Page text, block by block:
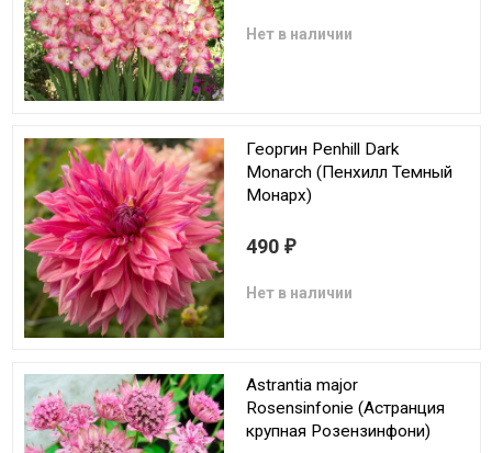
Нет в наличии
Георгин Penhill Dark
Monarch (Пенхилл Темный
Монарх)
490 ₽
Нет в наличии
Astrantia major
Rosensinfonie (Астранция
крупная Розензинфони)